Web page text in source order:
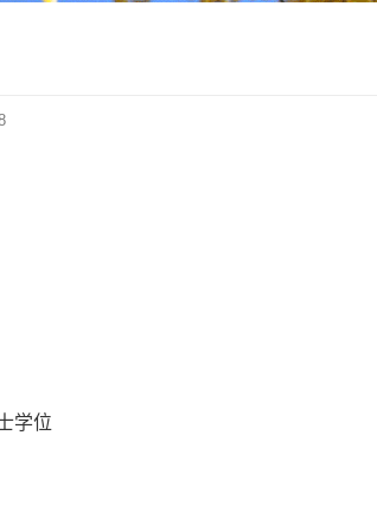
学位